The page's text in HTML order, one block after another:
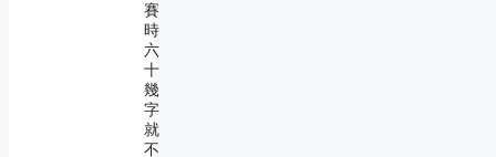
賽
時
六
十
幾
字
就
不